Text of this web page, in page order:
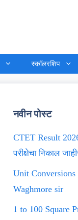
स्कॉलरशिप
नवीन पोस्ट
CTET Result
परीक्षेचा निकाल
Unit Conversions
Waghmore sir
1 to 100 Square